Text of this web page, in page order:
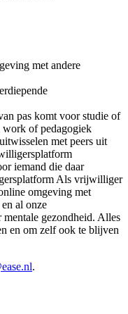
met andere
pas komt voor studie of
work of pedagogiek
met peers uit
iemand die daar
Als vrijwilliger
omgeving met
al onze
gezondheid. Alles
en om zelf ook te blijven
.